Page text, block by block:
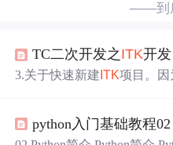
——到
TC二次开发之 ITK开发
3.关于快速新建 ITK项目。因
一个好消息是：不知道从VS
始支持C++项目模板的导出
python入门基础教程